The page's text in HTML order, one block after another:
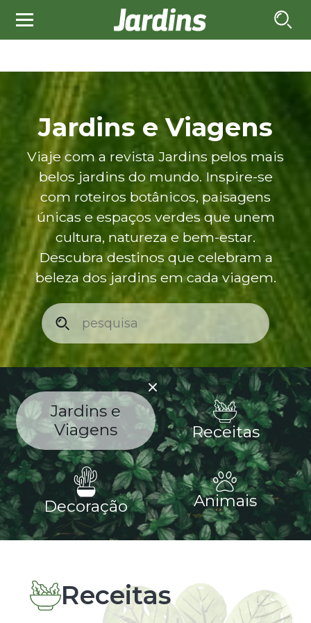
Jardins e Viagens
Viaje com a revista Jardins pelos mais
belos jardins do mundo. Inspire-se
com roteiros botânicos, paisagens
únicas e espaços verdes que unem
cultura, natureza e bem-estar.
Descubra destinos que celebram a
beleza dos jardins em cada viagem.
Jardins e
Viagens
Receitas
Decoração Animais
Decoração
Receitas
Entrevista
Receitas
Receitas